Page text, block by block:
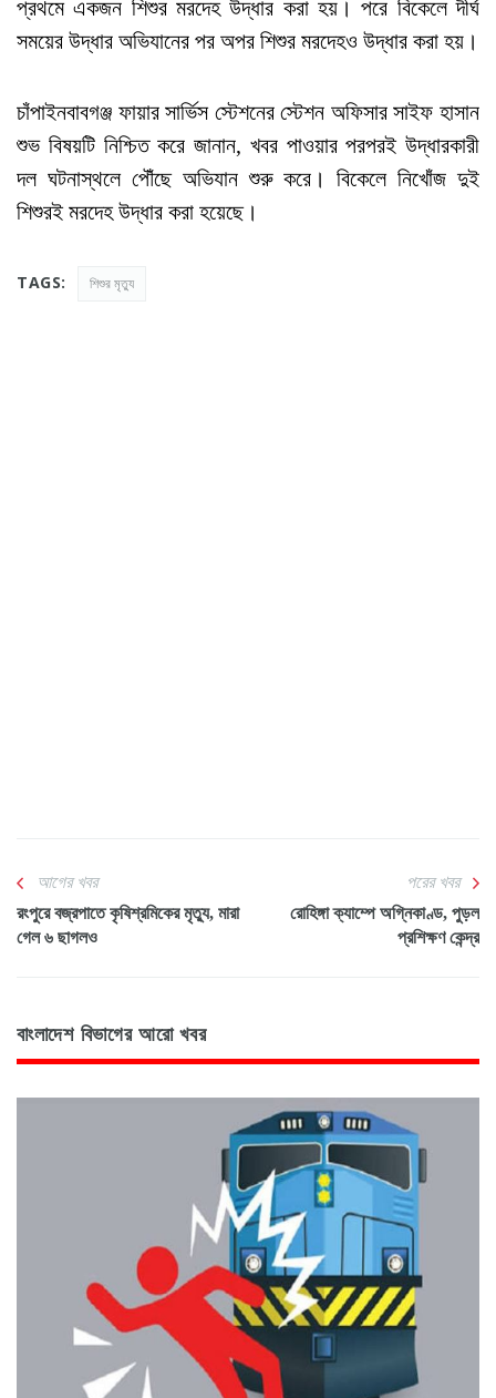
প্রথমে একজন শিশুর মরদেহ উদ্ধার করা হয়। পরে বিকেলে দীর্ঘ
সময়ের উদ্ধার অভিযানের পর অপর শিশুর মরদেহও উদ্ধার করা হয়।
চাঁপাইনবাবগঞ্জ ফায়ার সার্ভিস স্টেশনের স্টেশন অফিসার সাইফ হাসান
শুভ বিষয়টি নিশ্চিত করে জানান, খবর পাওয়ার পরপরই উদ্ধারকারী
দল ঘটনাস্থলে পৌঁছে অভিযান শুরু করে। বিকেলে নিখোঁজ দুই
শিশুরই মরদেহ উদ্ধার করা হয়েছে।
TAGS: শিশুর মৃত্যু
আগের খবর
রংপুরে বজ্রপাতে কৃষিশ্রমিকের মৃত্যু, মারা
গেল ৬ ছাগলও
পরের খবর
রোহিঙ্গা ক্যাম্পে অগ্নিকাণ্ড, পুড়ল
প্রশিক্ষণ কেন্দ্র
বাংলাদেশ বিভাগের আরো খবর